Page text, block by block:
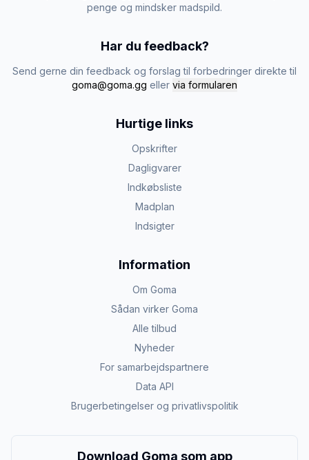
penge og mindsker madspild.
Har du feedback?
Send gerne din feedback og forslag til forbedringer direkte til
goma@goma.gg eller via formularen
Hurtige links
Opskrifter
Dagligvarer
Indkøbsliste
Madplan
Indsigter
Information
Om Goma
Sådan virker Goma
Alle tilbud
Nyheder
For samarbejdspartnere
Data API
Brugerbetingelser og privatlivspolitik
Download Goma som app